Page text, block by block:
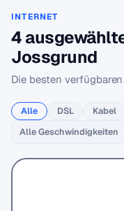
INTERNET
4
Jossgrund
Die besten
Alle DSL Kabel